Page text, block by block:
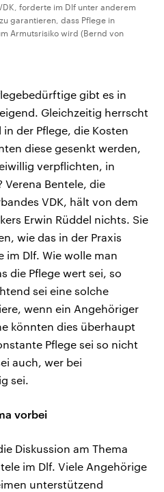
forderte im Dlf unter anderem
garantieren, dass Pflege in
Armutsrisiko wird (Bernd von
gibt es in
Gleichzeitig herrscht
der Pflege, die Kosten
diese gesenkt werden,
verpflichten, in
Verena Bentele, die
VDK, hält von dem
Erwin Rüddel nichts. Sie
wie das in der Praxis
im Dlf. Wie wolle man
die Pflege wert sei, so
sei eine solche
wenn ein Angehöriger
könnten dies überhaupt
Pflege sei so nicht
auch, wer bei
sei.
vorbei
Diskussion am Thema
im Dlf. Viele Angehörige
unterstützend